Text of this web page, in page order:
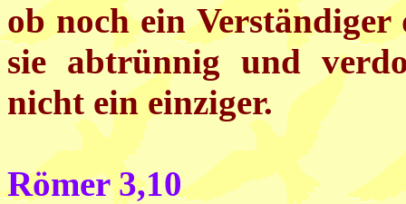
ob noch ein
sie abtrünnig und
nicht ein einziger.
Römer 3,10